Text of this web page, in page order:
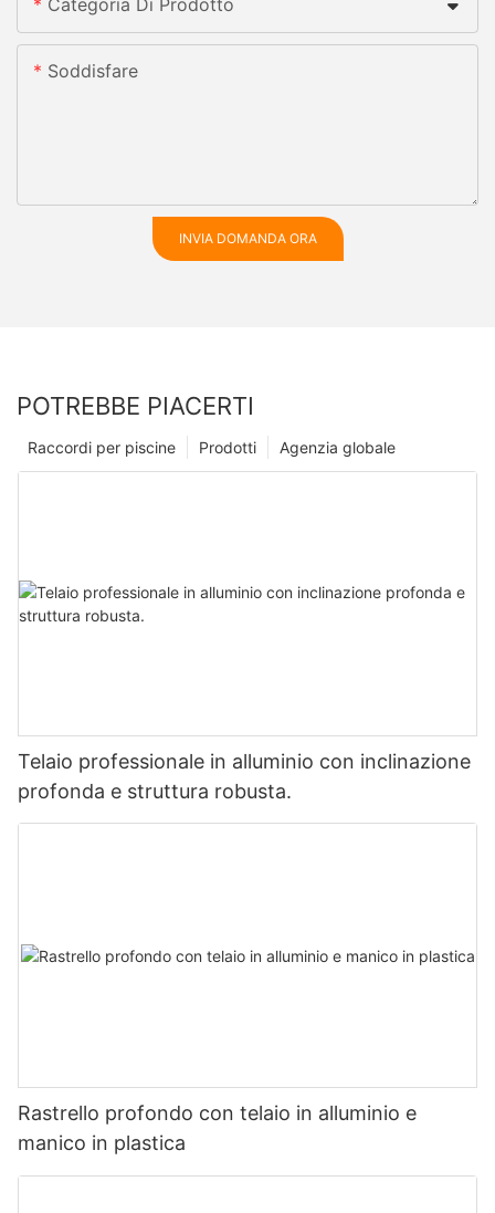
Categoria Di Prodotto
Soddisfare
INVIA DOMANDA ORA
POTREBBE PIACERTI
Agenzia globale
Prodotti
Raccordi per piscine
Telaio professionale in alluminio con inclinazione
profonda e struttura robusta.
Rastrello profondo con telaio in alluminio e
manico in plastica